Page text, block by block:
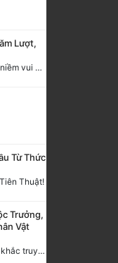
Lượt,
Chương 789: Vũ Nhân Tộc niềm vui ngoài ý muốn (2)
Từ Thức
Thuật!
Trưởng,
Vật
Chương 300: Chờ đợi, thời khắc truy sát đến gần.